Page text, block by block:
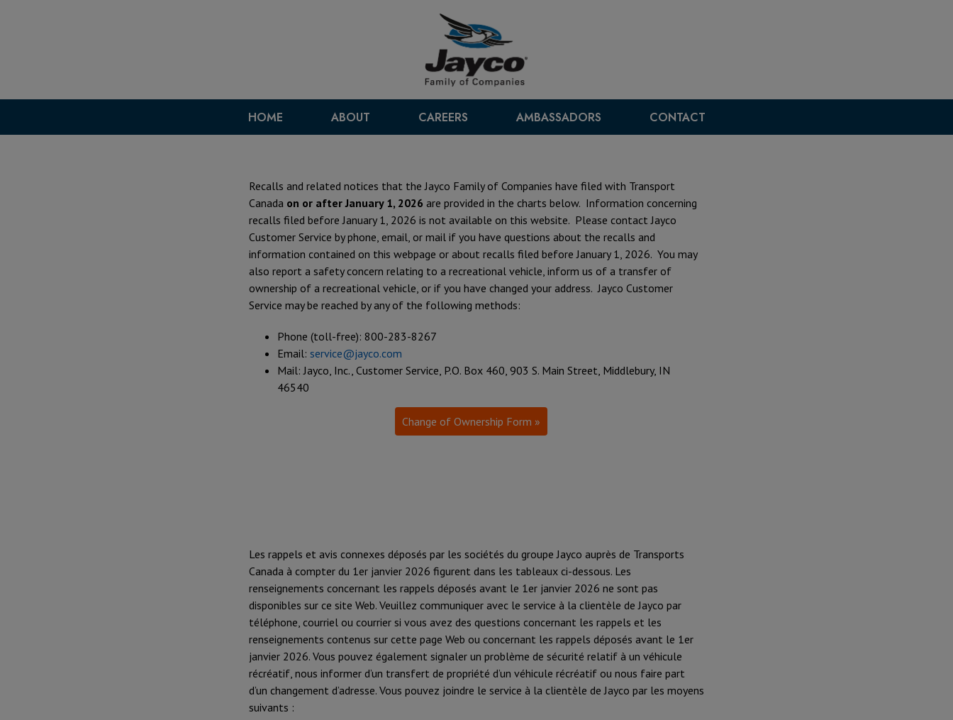
HOME ABOUT CAREERS AMBASSADORS CONTACT
Recalls and related notices that the Jayco Family of Companies have filed with Transport
Canada on or after January 1, 2026 are provided in the charts below. Information concerning
recalls filed before January 1, 2026 is not available on this website. Please contact Jayco
Customer Service by phone, email, or mail if you have questions about the recalls and
information contained on this webpage or about recalls filed before January 1, 2026. You may
also report a safety concern relating to a recreational vehicle, inform us of a transfer of
ownership of a recreational vehicle, or if you have changed your address. Jayco Customer
Service may be reached by any of the following methods:
Phone (toll-free): 800-283-8267
Email: service@jayco.com
Mail: Jayco, Inc., Customer Service, P.O. Box 460, 903 S. Main Street, Middlebury, IN
46540
Change of Ownership Form »
Les rappels et avis connexes déposés par les sociétés du groupe Jayco auprès de Transports
Canada à compter du 1er janvier 2026 figurent dans les tableaux ci-dessous. Les
renseignements concernant les rappels déposés avant le 1er janvier 2026 ne sont pas
disponibles sur ce site Web. Veuillez communiquer avec le service à la clientèle de Jayco par
téléphone, courriel ou courrier si vous avez des questions concernant les rappels et les
renseignements contenus sur cette page Web ou concernant les rappels déposés avant le 1er
janvier 2026. Vous pouvez également signaler un problème de sécurité relatif à un véhicule
récréatif, nous informer d’un transfert de propriété d’un véhicule récréatif ou nous faire part
d’un changement d’adresse. Vous pouvez joindre le service à la clientèle de Jayco par les moyens
suivants :